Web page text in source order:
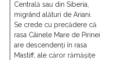
Centrală sau din Siberia,
migrând alături de Ariani.
Se crede cu precădere că
rasa Câinele Mare de Pirinei
are descendenți în rasa
Mastiff, ale căror rămășițe